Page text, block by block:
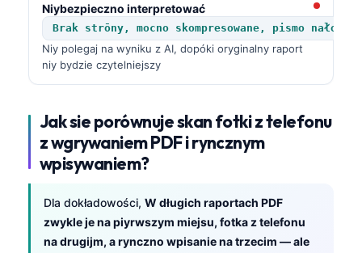
Niybezpieczno interpretować
Brak strōny, mocno skompresowane, pismo
Niy polegaj na wyniku z AI, dopóki oryginalny raport
niy bydzie czytelniejszy
Jak sie porównuje skan fotki z telefonu
z wgrywaniem PDF i ryncznym
wpisywaniem?
Dla dokładowości, W długich raportach PDF
zwykle je na piyrwszym miejsu, fotka z telefonu
na drugijm, a rynczno wpisanie na trzecim — ale